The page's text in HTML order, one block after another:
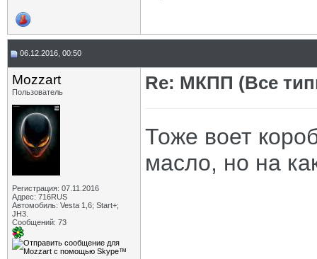
06.12.2016, 00:50
Mozzart
Пользователь
Регистрация: 07.11.2016
Адрес: 716RUS
Автомобиль: Vesta 1,6; Start+;
JH3.
Сообщений: 73
Re: МКПП (Все
Тоже воет
масло, но на